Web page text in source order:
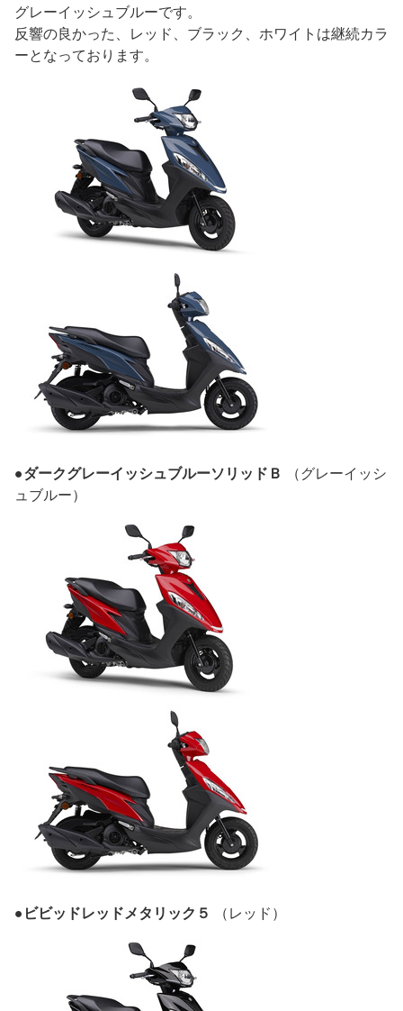
グレーイッシュブルーです。
反響の良かった、レッド、ブラック、ホワイトは継続カラ
ーとなっております。
●ダークグレーイッシュブルーソリッドＢ
（グレーイッシ
ュブルー）
●ビビッドレッドメタリック５ （レッド）